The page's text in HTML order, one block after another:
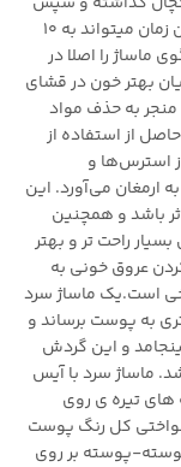
پوست خود را با آن ماساژ دهید. درفصل سرما این زمان میتواند به 10
ماساژ را اصلا در
بهتر خون در قشای
به حذف مواد
از استفاده از
استرس‌ها و
ارمغان می‌آورد. این
باشد و همچنین
راحت تر و بهتر
عروق خونی به
است.یک ماساژ سرد
به پوست برساند و
و این گردش
ماساژ سرد با آیس
های تیره ی روی
کل رنگ پوست
پوسته بر روی